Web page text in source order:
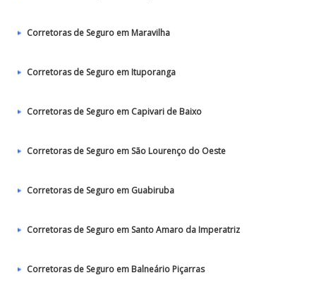
Corretoras de Seguro em Maravilha
Corretoras de Seguro em Ituporanga
Corretoras de Seguro em Capivari de Baixo
Corretoras de Seguro em São Lourenço do Oeste
Corretoras de Seguro em Guabiruba
Corretoras de Seguro em Santo Amaro da Imperatriz
Corretoras de Seguro em Balneário Piçarras